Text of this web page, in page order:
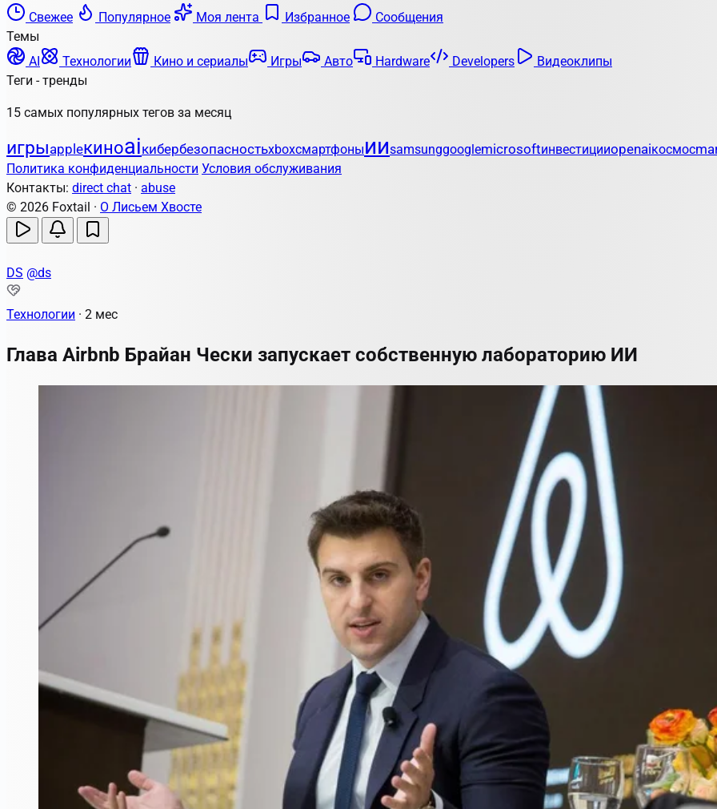
Свежее Популярное Моя лента Избранное
Сообщения
Темы
AI
Технологии Кино и сериалы Игры Авто Hardware Developers
Видеоклипы
Теги - тренды
15 самых популярных тегов за месяц
игрыappleкиноaiкибербезопасностьxboxсмартфоныииsamsunggooglemicrosoftинвестицииopenaiкосмос
Политика конфиденциальности Условия обслуживания
Контакты: direct chat · abuse
© 2026 Foxtail · О Лисьем Хвосте
DS @ds
Технологии · 2 мес
Глава Airbnb Брайан Чески запускает собственную лабораторию ИИ